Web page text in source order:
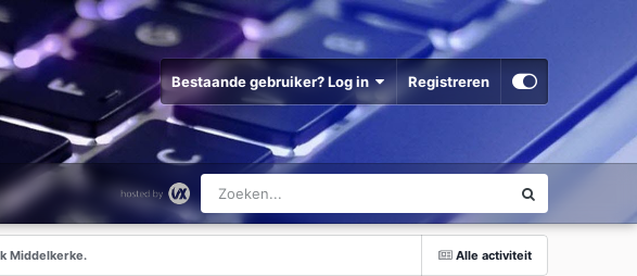
Bestaande gebruiker? Log in Registreren
Alle activiteit
Middelkerke.